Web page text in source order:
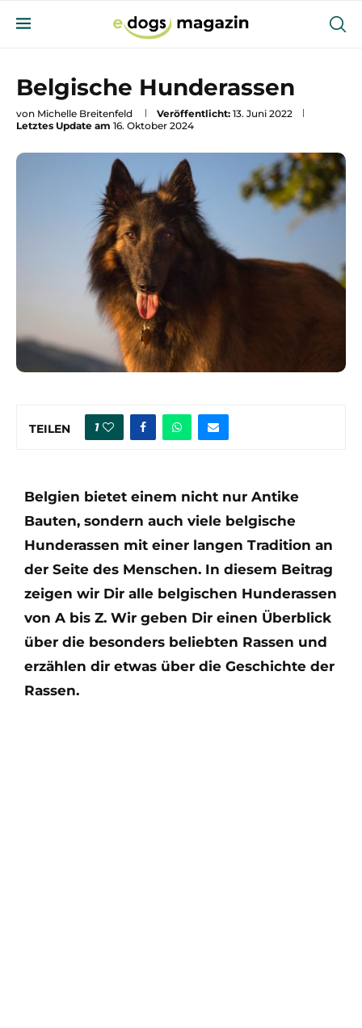
Belgische Hunderassen
von Michelle Breitenfeld Veröffentlicht: 13. Juni 2022
Letztes Update am 16. Oktober 2024
TEILEN 1
Belgien bietet einem nicht nur Antike
Bauten, sondern auch viele belgische
Hunderassen mit einer langen Tradition an
der Seite des Menschen. In diesem Beitrag
zeigen wir Dir alle belgischen Hunderassen
von A bis Z. Wir geben Dir einen Überblick
über die besonders beliebten Rassen und
erzählen dir etwas über die Geschichte der
Rassen.